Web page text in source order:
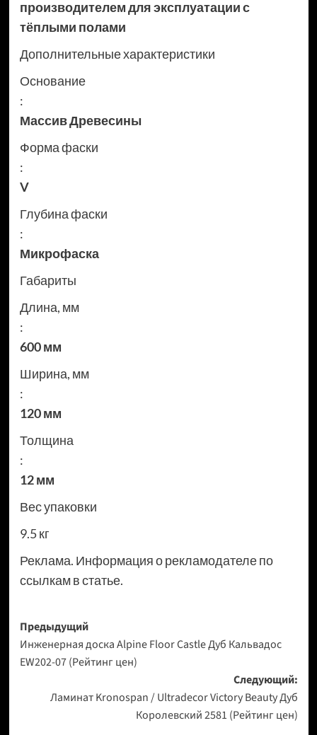
производителем для эксплуатации с
тёплыми полами
Дополнительные характеристики
Основание
:
Массив Древесины
Форма фаски
:
V
Глубина фаски
:
Микрофаска
Габариты
Длина, мм
:
600 мм
Ширина, мм
:
120 мм
Толщина
:
12 мм
Вес упаковки
9.5 кг
Реклама. Информация о рекламодателе по
ссылкам в статье.
Навигация
записи
Предыдущий
Инженерная доска Alpine Floor Castle Дуб Кальвадос
EW202-07 (Рейтинг цен)
Следующий:
Ламинат Kronospan / Ultradecor Victory Beauty Дуб
Королевский 2581 (Рейтинг цен)